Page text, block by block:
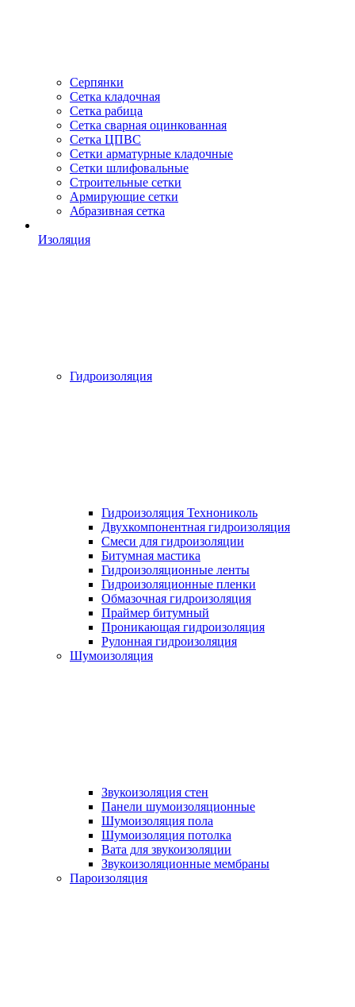
Серпянки
Сетка кладочная
Сетка рабица
Сетка сварная оцинкованная
Сетка ЦПВС
Сетки арматурные кладочные
Сетки шлифовальные
Строительные сетки
Армирующие сетки
Абразивная сетка
Изоляция
Гидроизоляция
Гидроизоляция Технониколь
Двухкомпонентная гидроизоляция
Смеси для гидроизоляции
Битумная мастика
Гидроизоляционные ленты
Гидроизоляционные пленки
Обмазочная гидроизоляция
Праймер битумный
Проникающая гидроизоляция
Рулонная гидроизоляция
Шумоизоляция
Звукоизоляция стен
Панели шумоизоляционные
Шумоизоляция пола
Шумоизоляция потолка
Вата для звукоизоляции
Звукоизоляционные мембраны
Пароизоляция